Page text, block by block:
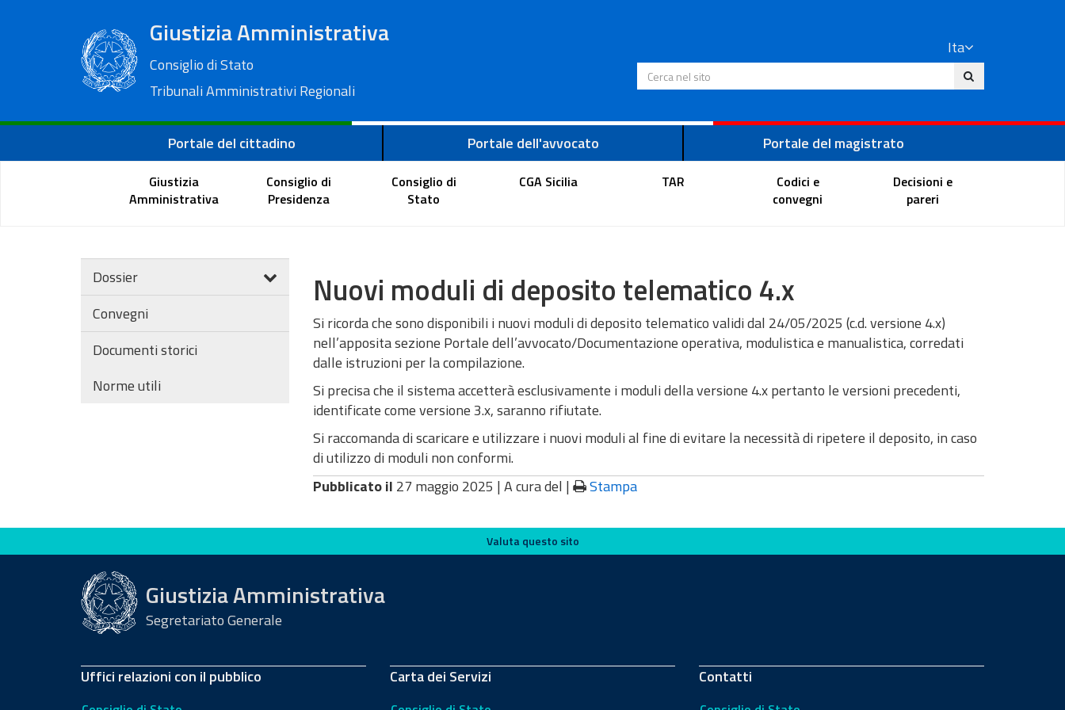
Giustizia Amministrativa
Consiglio di Stato
Tribunali Amministrativi Regionali
Ita
Cerca nel sito
Portale del cittadino Portale dell'avvocato Portale del magistrato
Giustizia
Amministrativa
Consiglio di
Presidenza
Consiglio di
Stato
CGA Sicilia TAR
Codici e
convegni
Decisioni e
pareri
Dossier
Convegni
Documenti storici
Norme utili
Nuovi moduli di deposito telematico 4.x
Si ricorda che sono disponibili i nuovi moduli di deposito telematico validi dal 24/05/2025 (c.d. versione 4.x)
nell’apposita sezione Portale dell’avvocato/Documentazione operativa, modulistica e manualistica, corredati
dalle istruzioni per la compilazione.
Si precisa che il sistema accetterà esclusivamente i moduli della versione 4.x pertanto le versioni precedenti,
identificate come versione 3.x, saranno rifiutate.
Si raccomanda di scaricare e utilizzare i nuovi moduli al fine di evitare la necessità di ripetere il deposito, in caso
di utilizzo di moduli non conformi.
Pubblicato il 27 maggio 2025 | A cura del | Stampa
Valuta questo sito Valuta questo sito
Giustizia Amministrativa
Segretariato Generale
Uffici relazioni con il pubblico Carta dei Servizi Contatti